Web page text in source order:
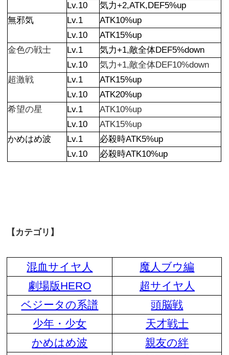
Lv.10
気力+2,ATK,DEF5%up
無邪気
Lv.1
ATK10%up
Lv.10
ATK15%up
金色の戦士
Lv.1
気力+1,敵全体DEF5%down
Lv.10
気力+1,敵全体DEF10%down
超激戦
Lv.1
ATK15%up
Lv.10
ATK20%up
希望の星
Lv.1
ATK10%up
Lv.10
ATK15%up
かめはめ波
Lv.1
必殺時ATK5%up
Lv.10
必殺時ATK10%up
【カテゴリ】
混血サイヤ人
魔人ブウ編
劇場版HERO
超サイヤ人
ベジータの系譜
頭脳戦
少年・少女
天才戦士
かめはめ波
親友の絆